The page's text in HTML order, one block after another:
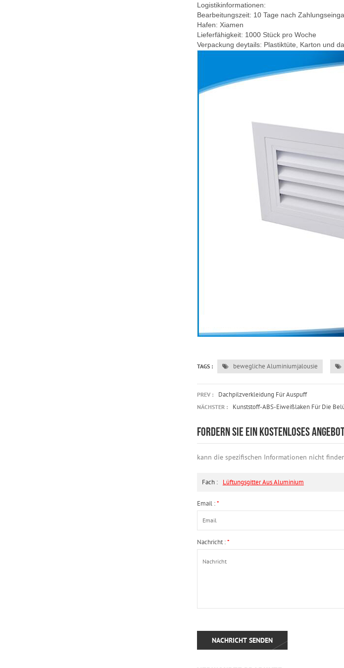
Logistikinformationen:
Bearbeitungszeit: 10 Tage nach
Hafen: Xiamen
Lieferfähigkeit: 1000 Stück pro Woche
Verpackung deytails: Plastiktüte, Karton und
TAGS : bewegliche Aluminiumjalousie
PREV : Dachpilzverkleidung Für Auspuff
NÄCHSTER : Kunststoff-ABS-Eiweißlaken Für Die
FORDERN SIE EIN KOSTENLOSES
kann die spezifischen Informationen nicht
Fach : Lüftungsgitter Aus Aluminium
Email :*
Nachricht :*